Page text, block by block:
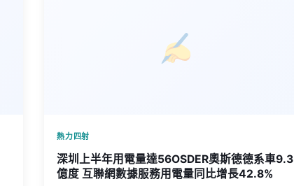
熱力四射
深圳上半年用電量達56OSDER奧斯德德系車9.3
億度 互聯網數據服務用電量同比增長42.8%